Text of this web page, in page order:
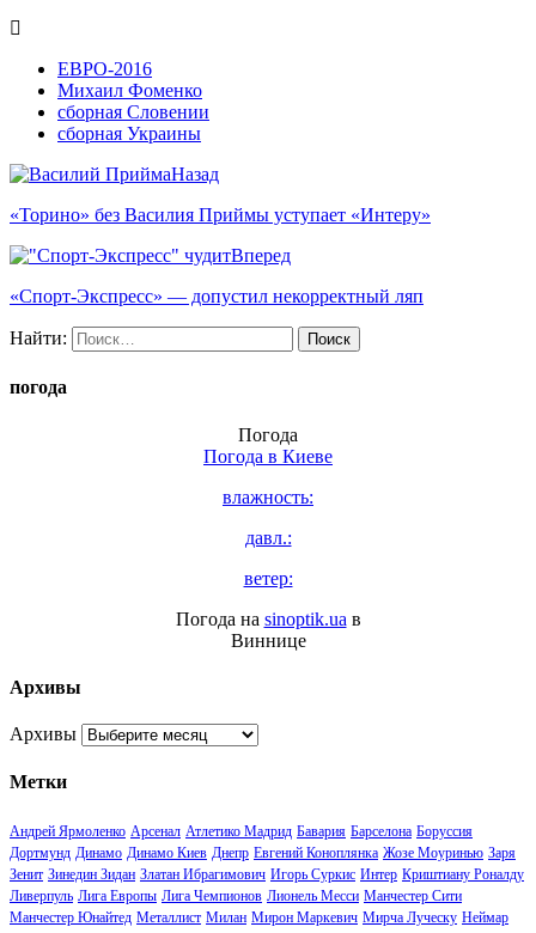
ЕВРО-2016
Михаил Фоменко
сборная Словении
сборная Украины
Назад
«Торино» без Василия Приймы уступает «Интеру»
Вперед
«Спорт-Экспресс» — допустил некорректный ляп
Найти:
погода
Погода
Погода в Киеве
влажность:
давл.:
ветер:
Погода на sinoptik.ua в
Виннице
Архивы
Архивы
Метки
Андрей Ярмоленко Арсенал Атлетико Мадрид Бавария Барселона Боруссия
Дортмунд Динамо Динамо Киев Днепр Евгений Коноплянка Жозе Моуринью Заря
Зенит Зинедин Зидан Златан Ибрагимович Игорь Суркис Интер Криштиану Роналду
Ливерпуль Лига Европы Лига Чемпионов Лионель Месси Манчестер Сити
Манчестер Юнайтед Металлист Милан Мирон Маркевич Мирча Луческу Неймар